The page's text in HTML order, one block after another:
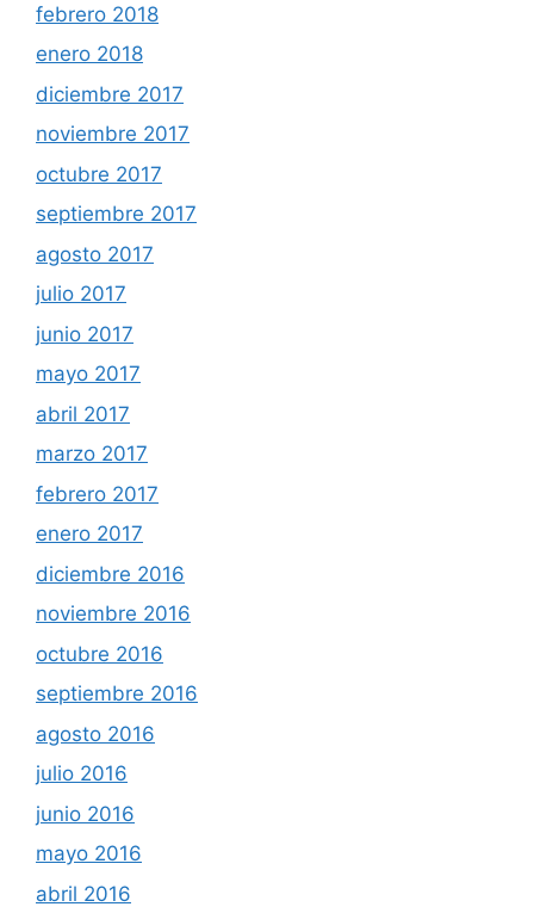
febrero 2018
enero 2018
diciembre 2017
noviembre 2017
octubre 2017
septiembre 2017
agosto 2017
julio 2017
junio 2017
mayo 2017
abril 2017
marzo 2017
febrero 2017
enero 2017
diciembre 2016
noviembre 2016
octubre 2016
septiembre 2016
agosto 2016
julio 2016
junio 2016
mayo 2016
abril 2016